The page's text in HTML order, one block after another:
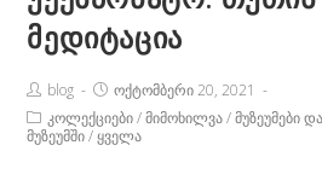
მედიტაცია
Post
Author:
blog
Post
published:
ოქტომბერი 20, 2021
Post
Category:
კოლექციები / მიმოხილვა / მუზეუმები
მუზეუმში / ყველა